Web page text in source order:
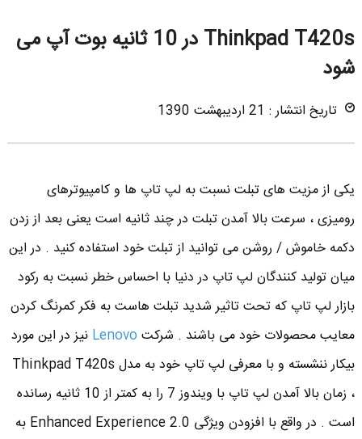
Thinkpad T420s در 10 ثانیه بوت آپ می
شود
تاریخ انتشار : 21 اردیبهشت 1390
یکی از مزیت هایتبلتنسبت به لپ تاپ ها و کامپیوترهای
رومیزی ، سرعت بالا آمدن تبلت در چند ثانیه است یعنی بعد از زدن
دکمه خاموش / روشن می توانید از تبلت خود استفاده کنید . در این
میان تولید کنندگان لپ تاپ در دنیا با احساس خطر نسبت به رکود
بازار لپ تاپ که تحت تاثیر شدید تبلت هاست به فکر کمرنگ کردن
معایب محصولات خود می باشند . شرکت Lenovo نیز در این مورد
بیکار ننشسته و با معرفی لپ تاپ خود به مدل Thinkpad T420s
، زمان بالا آمدن لپ تاپ با ویندوز 7 را به کمتر از 10 ثانیه رسانده
است . در واقع با افزودن ویژگی Enhanced Experience 2.0 به